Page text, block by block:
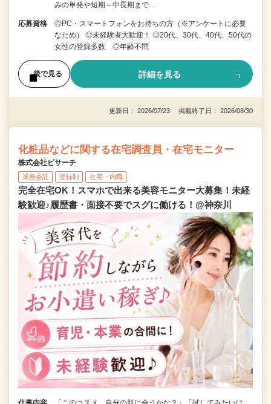
みの単発や短期～中長期まで…
応募資格
◎PC・スマートフォンをお持ちの方（※アンケートに必要
なため） ◎未経験者大歓迎！ ◎20代、30代、40代、50代の
女性の登録多数 ◎年齢不問
後で見る 詳細を見る
更新日： 2026/07/23 掲載終了日： 2026/08/30
化粧品などに関する在宅調査員・在宅モニター
株式会社ビサーチ
業務委託 登録制 在宅・内職
完全在宅OK！スマホで出来る美容モニター大募集！未経
験歓迎♪履歴書・面接不要でスグに働ける！@神奈川